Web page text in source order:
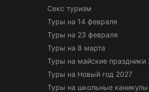
Секс туризм
Туры на 14 февраля
Туры на 23 февраля
Туры на 8 марта
Туры на майские праздники
Туры на Новый год 2027
Туры на школьные каникулы